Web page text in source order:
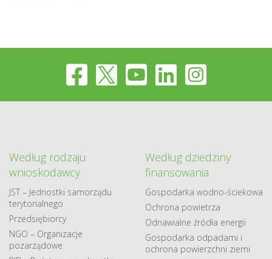
Według rodzaju
wnioskodawcy
JST – Jednostki samorządu
terytorialnego
Przedsiębiorcy
NGO – Organizacje
pozarządowe
Według dziedziny
finansowania
Gospodarka​ wodno​-ściekowa
Ochrona powietrza
Odnawialne​ źródła​ energii
Gospodarka odpadami i
ochrona powierzchni ziemi